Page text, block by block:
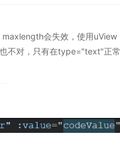
会失效，使用
不对，只有在type="text"正